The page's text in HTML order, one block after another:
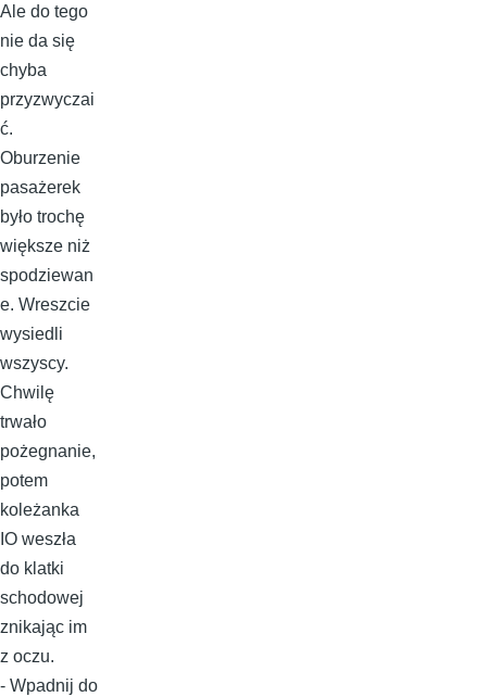
Ale do tego
nie da się
chyba
przyzwyczai
ć.
Oburzenie
pasażerek
było trochę
większe niż
spodziewan
e. Wreszcie
wysiedli
wszyscy.
Chwilę
trwało
pożegnanie,
potem
koleżanka
IO weszła
do klatki
schodowej
znikając im
z oczu.
- Wpadnij do